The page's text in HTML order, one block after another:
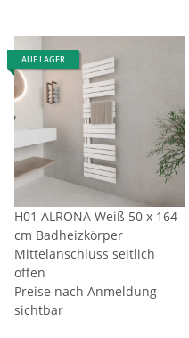
AUF LAGER
H01 ALRONA Weiß 50 x 164
cm Badheizkörper
Mittelanschluss seitlich
offen
Preise nach Anmeldung
sichtbar